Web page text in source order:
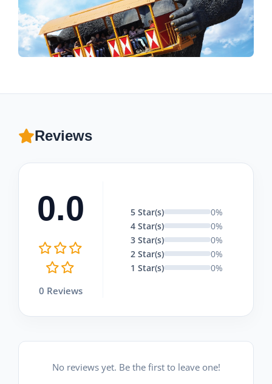
Reviews
0.0
0 Reviews
5 Star(s)
0%
4 Star(s)
0%
3 Star(s)
0%
2 Star(s)
0%
1 Star(s)
0%
No reviews yet. Be the first to leave one!